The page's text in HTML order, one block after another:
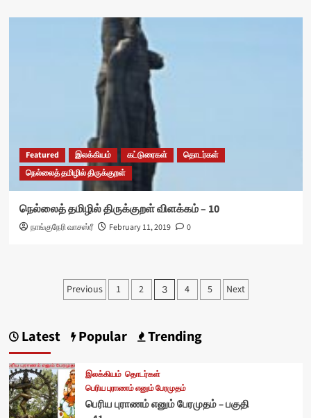
Featured இலக்கியம் கட்டுரைகள்
தொடர்கள்
நெல்லைத் தமிழில் திருக்குறள்
நெல்லைத் தமிழில் திருக்குறள் விளக்கம் – 10
நாங்குநேரி வாசஸ்ரீ February 11, 2019 0
Posts
Previous 1 2 3 4 5 Next
Latest Popular Trending
இலக்கியம் தொடர்கள்
பெரிய புராணம் எனும் பேரமுதம்
பெரிய புராணம் எனும் பேரமுதம் – பகுதி